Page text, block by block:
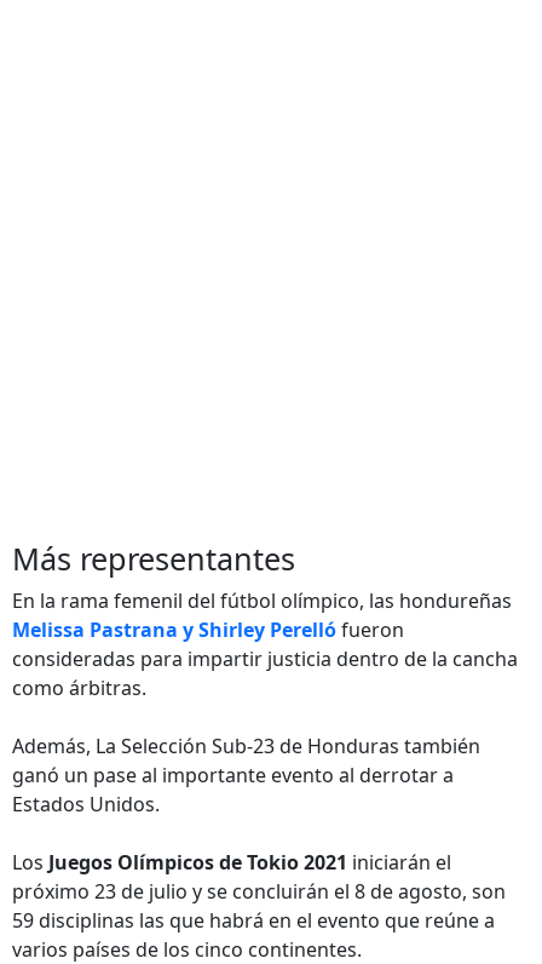
Más representantes
En la rama femenil del fútbol olímpico, las hondureñas
Melissa Pastrana y Shirley Perellófueron
consideradas para impartir justicia dentro de la cancha
como árbitras.
Además, La Selección Sub-23 de Honduras también
ganó un pase al importante evento al derrotar a
Estados Unidos.
Los Juegos Olímpicos de Tokio 2021 iniciarán el
próximo 23 de julio y se concluirán el 8 de agosto, son
59 disciplinas las que habrá en el evento que reúne a
varios países de los cinco continentes.